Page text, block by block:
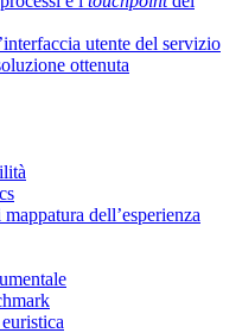
utente del servizio
ottenuta
dell’esperienza